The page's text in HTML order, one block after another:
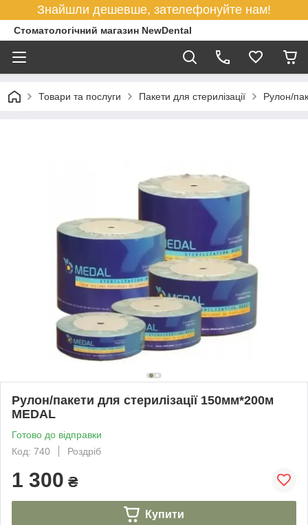
Знайшли дешевше, зателефонуйте нам!
Стоматологічний магазин NewDental
Товари та послуги Пакети для стерилізації Рулон/
Рулон/пакети для стерилізації 150мм*200м
MEDAL
Готово до відправки
Код: 740
Роздріб
1 300 ₴
Купити